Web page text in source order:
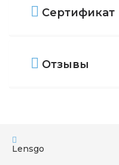
No-Rub
Сертификат
Отзывы
Lensgo